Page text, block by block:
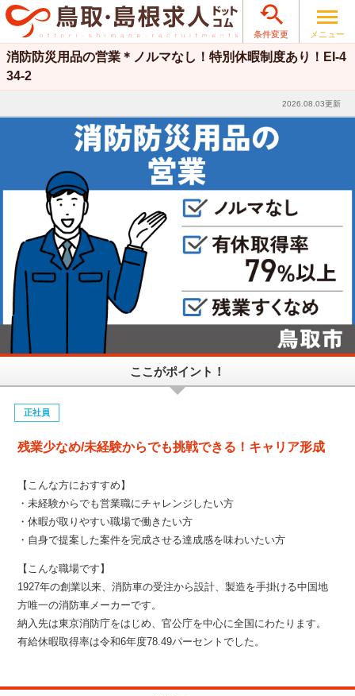

条件変更 メニュー
消防防災用品の営業＊ノルマなし！特別休暇制度あり！EI-4
34-2
2026.08.03更新
ここがポイント！
正社員
残業少なめ/未経験からでも挑戦できる！キャリア形成
【こんな方におすすめ】
・未経験からでも営業職にチャレンジしたい方
・休暇が取りやすい職場で働きたい方
・自身で提案した案件を完成させる達成感を味わいたい方
【こんな職場です】
1927年の創業以来、消防車の受注から設計、製造を手掛ける中国地
方唯一の消防車メーカーです。
納入先は東京消防庁をはじめ、官公庁を中心に全国にわたります。
有給休暇取得率は令和6年度78.49パーセントでした。